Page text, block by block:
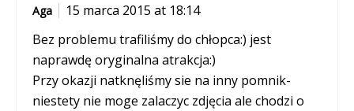
Aga
15 marca 2015 at 18:14
Bez problemu trafiliśmy do chłopca:) jest
naprawdę oryginalna atrakcja:)
Przy okazji natknęliśmy sie na inny pomnik-
niestety nie moge zalaczyc zdjęcia ale chodzi o